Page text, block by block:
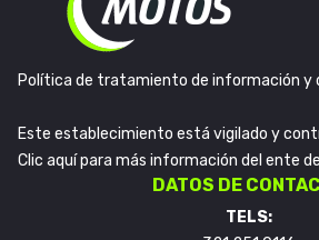
Política de tratamiento de información y
Este establecimiento está vigilado y
Clic aquí para más información del ente
DATOS DE
TELS: